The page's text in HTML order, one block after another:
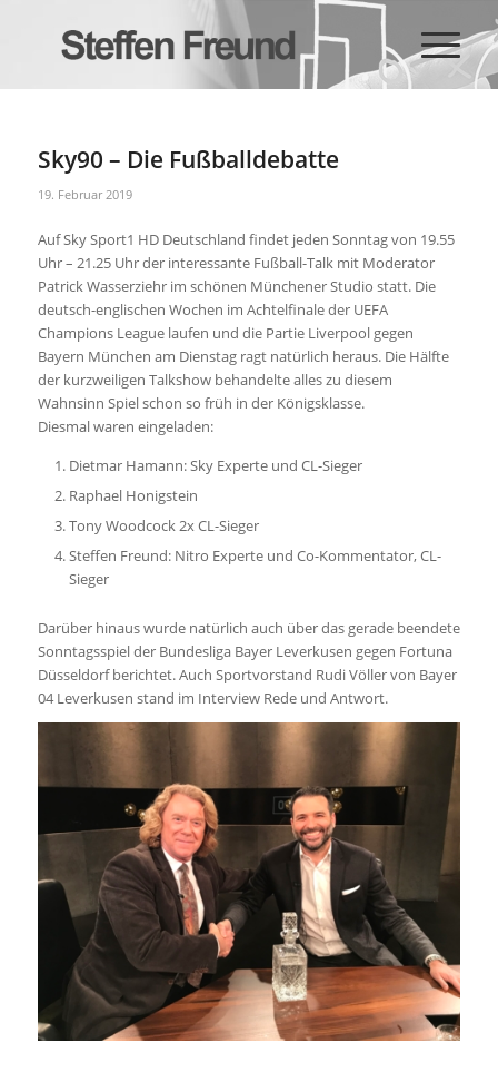
Sky90 – Die Fußballdebatte
19. Februar 2019
Auf Sky Sport1 HD Deutschland findet jeden Sonntag von 19.55
Uhr – 21.25 Uhr der interessante Fußball-Talk mit Moderator
Patrick Wasserziehr im schönen Münchener Studio statt. Die
deutsch-englischen Wochen im Achtelfinale der UEFA
Champions League laufen und die Partie Liverpool gegen
Bayern München am Dienstag ragt natürlich heraus. Die Hälfte
der kurzweiligen Talkshow behandelte alles zu diesem
Wahnsinn Spiel schon so früh in der Königsklasse.
Diesmal waren eingeladen:
Dietmar Hamann: Sky Experte und CL-Sieger
Raphael Honigstein
Tony Woodcock 2x CL-Sieger
Steffen Freund: Nitro Experte und Co-Kommentator, CL-
Sieger
Darüber hinaus wurde natürlich auch über das gerade beendete
Sonntagsspiel der Bundesliga Bayer Leverkusen gegen Fortuna
Düsseldorf berichtet. Auch Sportvorstand Rudi Völler von Bayer
04 Leverkusen stand im Interview Rede und Antwort.